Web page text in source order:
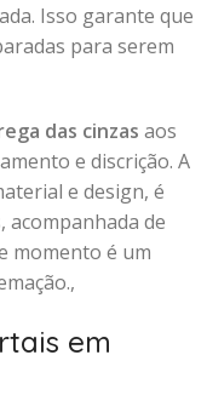
Isso garante que
para serem
das cinzas aos
e discrição. A
e design, é
acompanhada de
momento é um
em